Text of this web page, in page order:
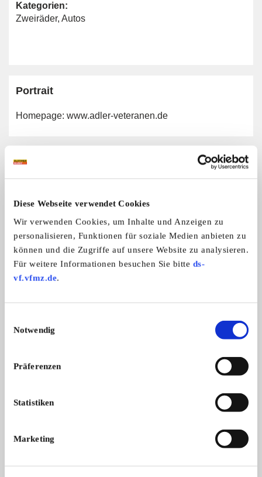
Diese Webseite verwendet Cookies
Wir verwenden Cookies, um Inhalte und Anzeigen zu
personalisieren, Funktionen für soziale Medien anbieten zu
können und die Zugriffe auf unsere Website zu analysieren.
Für weitere Informationen besuchen Sie bitte ds-
vf.vfmz.de.
Notwendig
Präferenzen
Statistiken
Marketing
Kategorien:
Zweiräder, Autos
Portrait
Homepage: www.adler-veteranen.de
Allgemeine Angaben
Adler
Adler Motor Veteranen Club Sektion
Schweiz